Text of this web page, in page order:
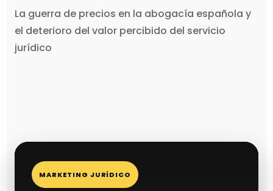
La guerra de precios en la abogacía española y
el deterioro del valor percibido del servicio
jurídico
MARKETING JURÍDICO